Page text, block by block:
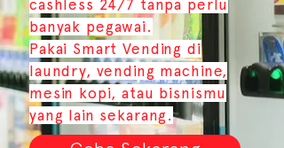
cashless 24/7 tanpa perlu
banyak pegawai.
Pakai Smart Vending di
laundry, vending machine,
mesin kopi, atau bisnismu
yang lain sekarang.